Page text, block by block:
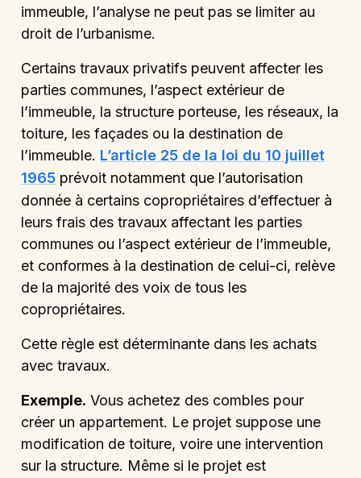
immeuble, l’analyse ne peut pas se limiter au
droit de l’urbanisme.
Certains travaux privatifs peuvent affecter les
parties communes, l’aspect extérieur de
l’immeuble, la structure porteuse, les réseaux, la
toiture, les façades ou la destination de
l’immeuble. L’article 25 de la loi du 10 juillet
1965 prévoit notamment que l’autorisation
donnée à certains copropriétaires d’effectuer à
leurs frais des travaux affectant les parties
communes ou l’aspect extérieur de l’immeuble,
et conformes à la destination de celui-ci, relève
de la majorité des voix de tous les
copropriétaires.
Cette règle est déterminante dans les achats
avec travaux.
Exemple. Vous achetez des combles pour
créer un appartement. Le projet suppose une
modification de toiture, voire une intervention
sur la structure. Même si le projet est